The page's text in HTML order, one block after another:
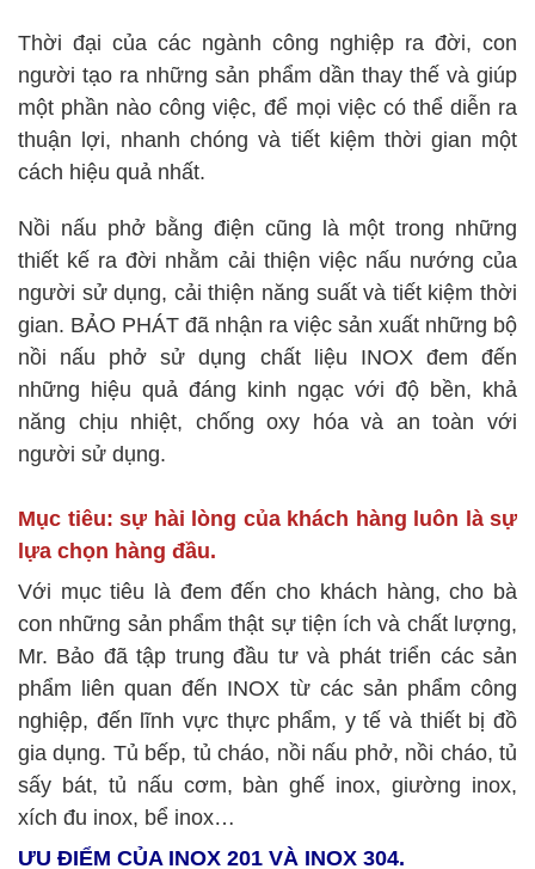
Thời đại của các ngành công nghiệp ra đời, con
người tạo ra những sản phẩm dần thay thế và giúp
một phần nào công việc, để mọi việc có thể diễn ra
thuận lợi, nhanh chóng và tiết kiệm thời gian một
cách hiệu quả nhất.
Nồi nấu phở bằng điện cũng là một trong những
thiết kế ra đời nhằm cải thiện việc nấu nướng của
người sử dụng, cải thiện năng suất và tiết kiệm thời
gian. BẢO PHÁT đã nhận ra việc sản xuất những bộ
nồi nấu phở sử dụng chất liệu INOX đem đến
những hiệu quả đáng kinh ngạc với độ bền, khả
năng chịu nhiệt, chống oxy hóa và an toàn với
người sử dụng.
Mục tiêu: sự hài lòng của khách hàng luôn là sự
lựa chọn hàng đầu.
Với mục tiêu là đem đến cho khách hàng, cho bà
con những sản phẩm thật sự tiện ích và chất lượng,
Mr. Bảo đã tập trung đầu tư và phát triển các sản
phẩm liên quan đến INOX từ các sản phẩm công
nghiệp, đến lĩnh vực thực phẩm, y tế và thiết bị đồ
gia dụng. Tủ bếp, tủ cháo, nồi nấu phở, nồi cháo, tủ
sấy bát, tủ nấu cơm, bàn ghế inox, giường inox,
xích đu inox, bể inox…
ƯU ĐIỂM CỦA INOX 201 VÀ INOX 304.